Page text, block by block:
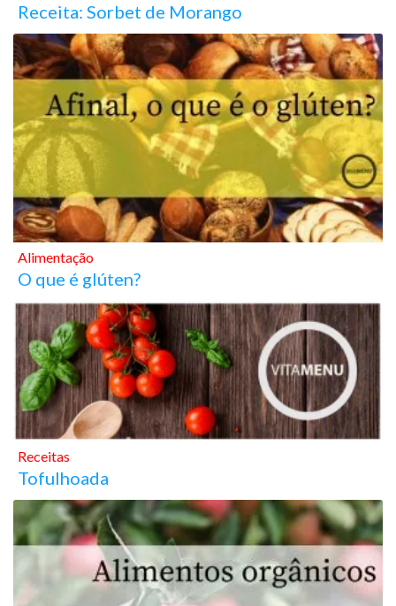
Receita: Sorbet de Morango
Alimentação
O que é glúten?
Receitas
Tofulhoada